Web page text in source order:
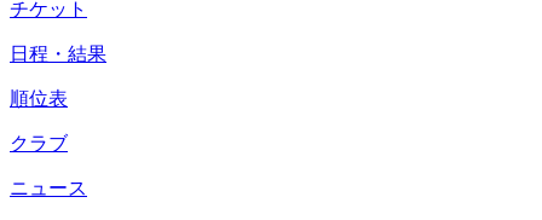
チケット
日程・結果
順位表
クラブ
ニュース